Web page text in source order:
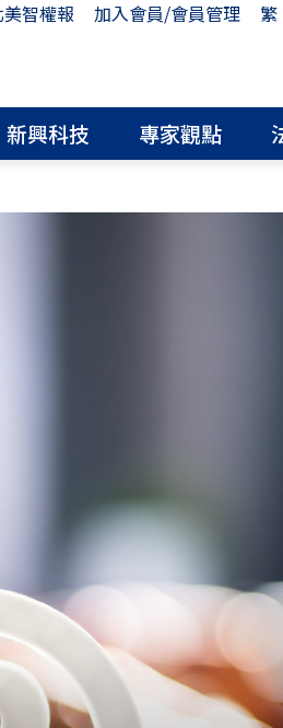
智權報 加入會員/會員管理
繁
新興科技 專家觀點